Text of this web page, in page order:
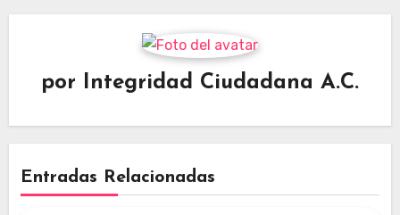
por Integridad Ciudadana A.C.
Entradas Relacionadas